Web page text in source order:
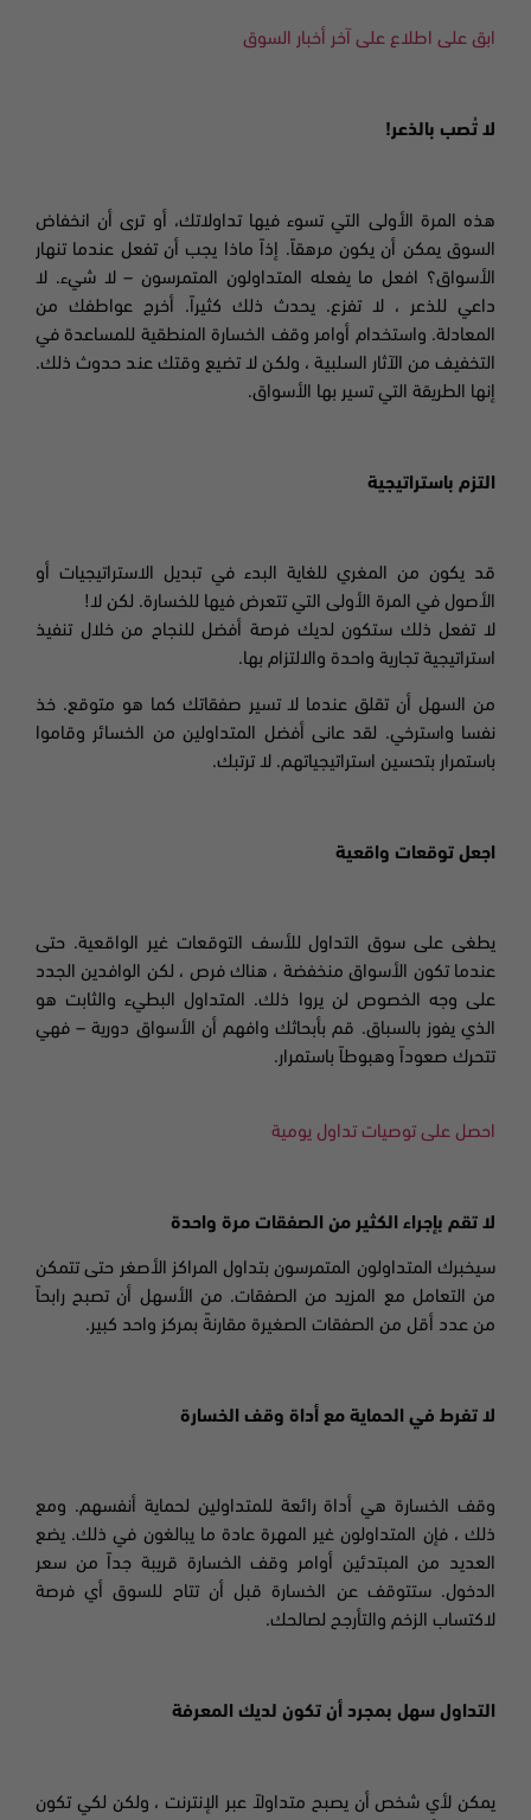
ابق على اطلاع على آخر أخبار السوق
لا تُصب بالذعر!
هذه المرة الأولى التي تسوء فيها تداولاتك، أو ترى أن انخفاض
السوق يمكن أن يكون مرهقاً. إذاً ماذا يجب أن تفعل عندما تنهار
الأسواق؟ افعل ما يفعله المتداولون المتمرسون – لا شيء. لا
داعي للذعر ، لا تفزع. يحدث ذلك
كثيراً. أخرج عواطفك من
المعادلة. واستخدام أوامر وقف الخسارة المنطقية للمساعدة في
التخفيف من الآثار السلبية ، ولكن لا تضيع وقتك عند حدوث ذلك.
إنها الطريقة التي تسير بها الأسواق.
التزم باستراتيجية
قد يكون من المغري للغاية البدء في تبديل الاستراتيجيات أو
الأصول في المرة الأولى التي تتعرض فيها للخسارة. لكن لا!
لا تفعل ذلك ستكون لديك فرصة أفضل للنجاح من خلال تنفيذ
استراتيجية تجارية واحدة والالتزام بها.
من السهل أن تقلق عندما لا تسير صفقاتك كما هو متوقع. خذ
نفسا واسترخي. لقد عانى أفضل المتداولين من الخسائر وقاموا
باستمرار بتحسين استراتيجياتهم. لا ترتبك.
اجعل توقعات واقعية
يطغى على سوق التداول للأسف التوقعات غير الواقعية. حتى
عندما تكون الأسواق منخفضة ، هناك فرص ، لكن الوافدين الجدد
على وجه الخصوص لن يروا ذلك. المتداول البطيء والثابت هو
الذي يفوز بالسباق. قم بأبحاثك وافهم أن الأسواق دورية – فهي
تتحرك صعوداً وهبوطاً باستمرار.
احصل على توصيات تداول يومية
لا تقم بإجراء الكثير من الصفقات مرة واحدة
سيخبرك المتداولون المتمرسون بتداول المراكز الأصغر حتى تتمكن
من التعامل مع المزيد من الصفقات. من الأسهل أن تصبح رابحاً
من عدد أقل من الصفقات الصغيرة مقارنةً بمركز واحد كبير.
لا تفرط في الحماية مع أداة وقف الخسارة
وقف الخسارة هي أداة رائعة للمتداولين لحماية أنفسهم. ومع
ذلك ، فإن المتداولون غير المهرة عادة ما يبالغون في ذلك. يضع
العديد من المبتدئين أوامر وقف الخسارة قريبة جداً من سعر
الدخول. ستتوقف عن الخسارة قبل أن تتاح للسوق أي فرصة
لاكتساب الزخم والتأرجح لصالحك.
التداول سهل بمجرد أن تكون لديك المعرفة
يمكن لأي شخص أن يصبح متداولاً عبر الإنترنت ، ولكن لكي تكون